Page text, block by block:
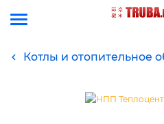
Котлы и отопительное